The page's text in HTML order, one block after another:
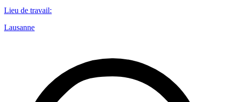
Lieu de travail:
Lausanne